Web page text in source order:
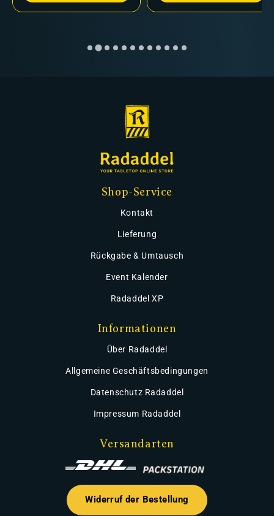
Shop-Service
Kontakt
Lieferung
Rückgabe & Umtausch
Event Kalender
Radaddel XP
Informationen
Über Radaddel
Allgemeine Geschäftsbedingungen
Datenschutz Radaddel
Impressum Radaddel
Versandarten
Widerruf der Bestellung